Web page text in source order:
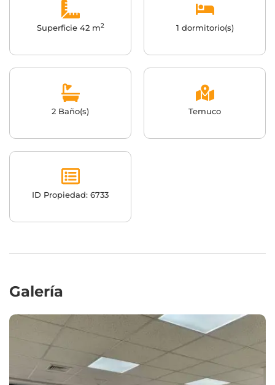
Superficie 42 m2 1 dormitorio(s)
2 Baño(s) Temuco
ID Propiedad: 6733
Galería